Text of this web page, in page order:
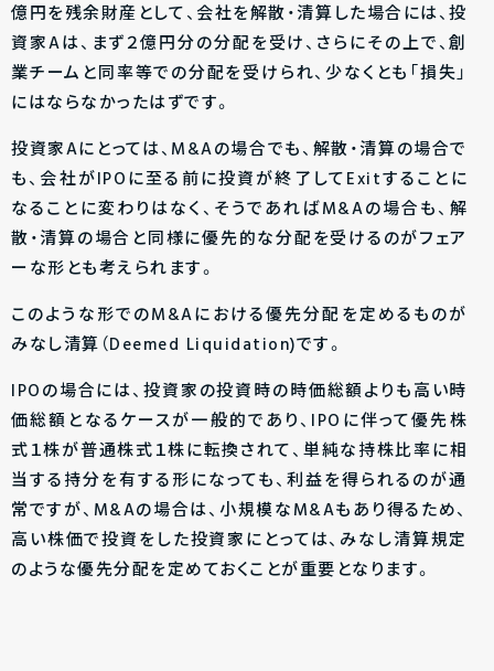
億円を残余財産として、会社を解散・清算した場合には、投
資家Aは、まず２億円分の分配を受け、さらにその上で、創
業チームと同率等での分配を受けられ、少なくとも「損失」
にはならなかったはずです。
投資家Aにとっては、M&Aの場合でも、解散・清算の場合で
も、会社がIPOに至る前に投資が終了してExitすることに
なることに変わりはなく、そうであればM&Aの場合も、解
散・清算の場合と同様に優先的な分配を受けるのがフェア
ーな形とも考えられます。
このような形でのM&Aにおける優先分配を定めるものが
みなし清算（Deemed Liquidation)です。
IPOの場合には、投資家の投資時の時価総額よりも高い時
価総額となるケースが一般的であり、IPOに伴って優先株
式１株が普通株式１株に転換されて、単純な持株比率に相
当する持分を有する形になっても、利益を得られるのが通
常ですが、M&Aの場合は、小規模なM&Aもあり得るため、
高い株価で投資をした投資家にとっては、みなし清算規定
のような優先分配を定めておくことが重要となります。